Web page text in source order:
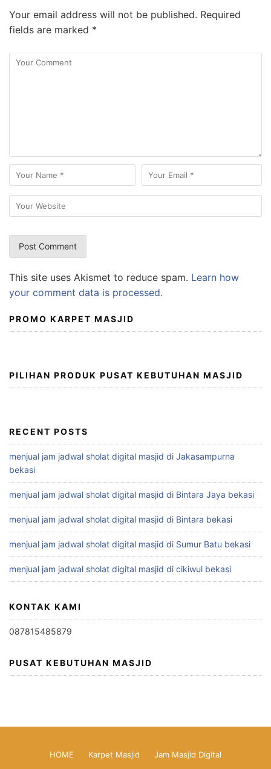
Your email address will not be published. Required
fields are marked *
This site uses Akismet to reduce spam. Learn how
your comment data is processed.
PROMO KARPET MASJID
PILIHAN PRODUK PUSAT KEBUTUHAN MASJID
RECENT POSTS
menjual jam jadwal sholat digital masjid di Jakasampurna
bekasi
menjual jam jadwal sholat digital masjid di Bintara Jaya bekasi
menjual jam jadwal sholat digital masjid di Bintara bekasi
menjual jam jadwal sholat digital masjid di Sumur Batu bekasi
menjual jam jadwal sholat digital masjid di cikiwul bekasi
KONTAK KAMI
087815485879
PUSAT KEBUTUHAN MASJID
HOME Karpet Masjid
Jam Masjid Digital